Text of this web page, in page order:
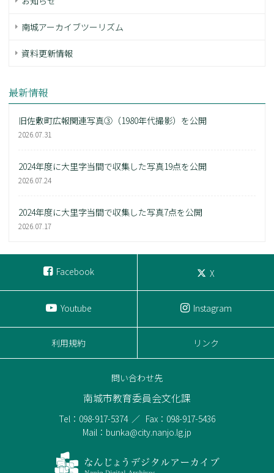
南城アーカイブツーリズム
資料更新情報
最新情報
旧佐敷町広報関連写真③（1980年代撮影）を公開
2026.07.31
2024年度に大里字当間で収集した写真19点を公開
2026.07.24
2024年度に大里字当間で収集した写真7点を公開
2026.07.17
Facebook X
Youtube Instagram
利用規約 リンク
問い合わせ先
南城市教育委員会文化課
Tel：098-917-5374
Fax：098-917-5436
Mail：bunka@city.nanjo.lg.jp